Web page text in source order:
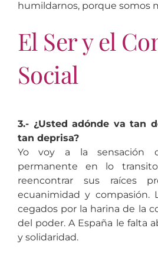
humildarnos, porque somos
El Ser y el
Social
3.- ¿Usted adónde va tan
tan deprisa?
Yo voy a la sensación
permanente en lo
reencontrar sus raíces
ecuanimidad y compasión.
cegados por la harina de la
del poder. A España le falta
y solidaridad.